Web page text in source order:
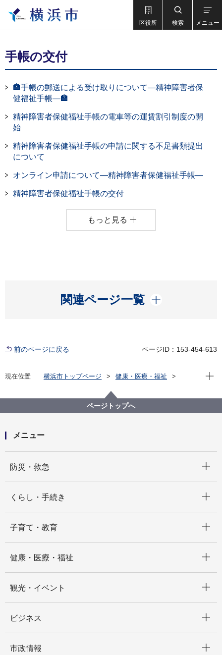
区役所 検索 メニュー
手帳の交付
🏣手帳の郵送による受け取りについて―精神障害者保
健福祉手帳―🏣
精神障害者保健福祉手帳の電車等の運賃割引制度の開
始
精神障害者保健福祉手帳の申請に関する不足書類提出
について
オンライン申請について―精神障害者保健福祉手帳―
精神障害者保健福祉手帳の交付
もっと見る
関連ページ一覧
開く
前のページに戻る ページID：153-454-613
現在位置 横浜市トップページ
健康・医療・福祉
障害福祉サービス・制度一覧
現在
ページトップへ
メニュー
防災・救急
くらし・手続き
子育て・教育
健康・医療・福祉
観光・イベント
ビジネス
市政情報